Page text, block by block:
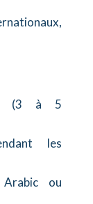
(3 à 5
les
ou